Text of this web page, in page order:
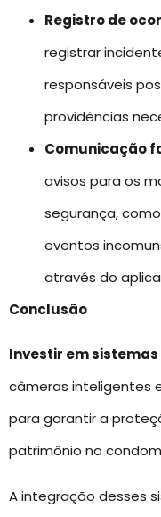
Registro de
registrar
responsáveis
providências
Comunicação
avisos para os
segurança,
eventos
através do
Conclusão
Investir em
câmeras inteligentes
para garantir a
patrimônio no
A integração desses